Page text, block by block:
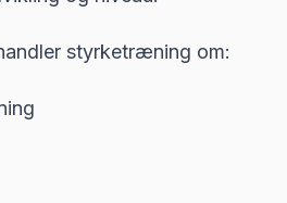
styrketræning om: